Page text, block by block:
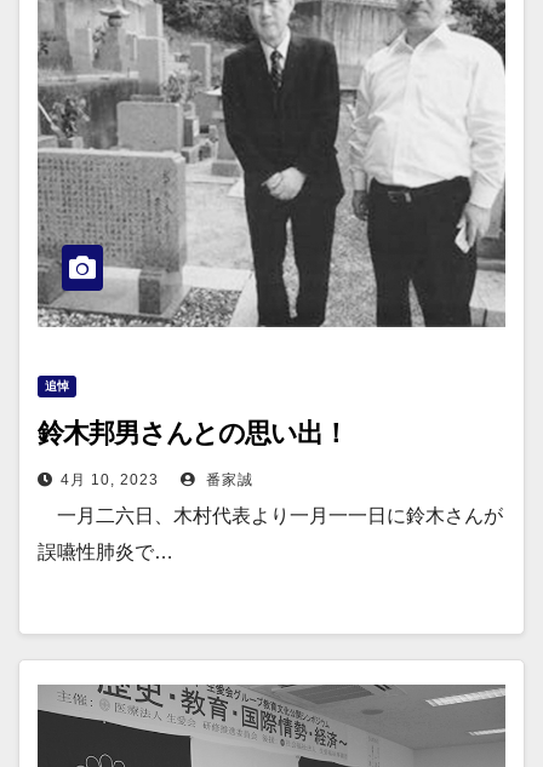
追悼
鈴木邦男さんとの思い出！
4月 10, 2023 番家誠
一月二六日、木村代表より一月一一日に鈴木さんが
誤嚥性肺炎で…